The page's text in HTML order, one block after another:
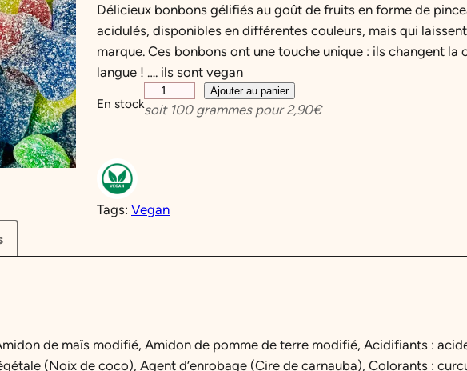
Délicieux bonbons gélifiés au goût de fruits en forme de
acidulés, disponibles en différentes couleurs, mais qui
marque. Ces bonbons ont une touche unique : ils changent la
langue ! …. ils sont vegan
En stock
u
t
d
n
c
Ajouter au panier
soit 100grammes pour2,90€
Tags: Vegan
de maïs modifié, Amidon de pomme de terre modifié, Acidifiants :
(Noix de coco), Agent d’enrobage (Cire de carnauba), Colorants :